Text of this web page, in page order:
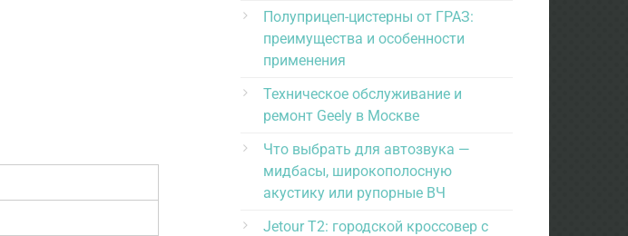
Полуприцеп-цистерны от ГРАЗ:
преимущества и особенности
применения
Техническое обслуживание и
ремонт Geely в Москве
Что выбрать для автозвука —
мидбасы, широкополосную
акустику или рупорные ВЧ
Jetour T2: городской кроссовер с